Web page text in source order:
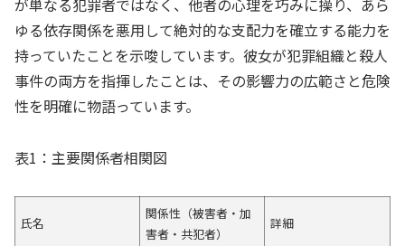
が単なる犯罪者ではなく、他者の心理を巧みに操り、あら
ゆる依存関係を悪用して絶対的な支配力を確立する能力を
持っていたことを示唆しています。彼女が犯罪組織と殺人
事件の両方を指揮したことは、その影響力の広範さと危険
性を明確に物語っています。
表1：主要関係者相関図
氏名
関係性（被害者・加
害者・共犯者）
詳細